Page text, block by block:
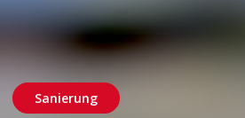
Sanierung